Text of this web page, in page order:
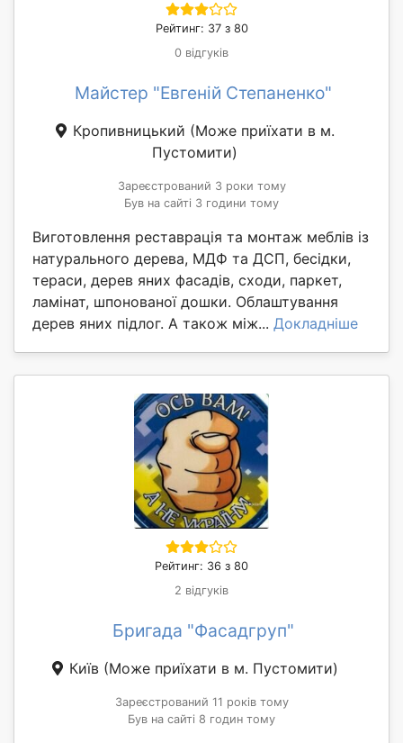
Рейтинг: 37 з 80
0 відгуків
Майстер "Евгеній Степаненко"
Кропивницький (Може приїхати в м.
Пустомити)
Зареєстрований 3 роки тому
Був на сайті 3 години тому
Виготовлення реставрація та монтаж меблів із
натурального дерева, МДФ та ДСП, бесідки,
тераси, дерев яних фасадів, сходи, паркет,
ламінат, шпонованої дошки. Облаштування
дерев яних підлог. А також між... Докладніше
Рейтинг: 36 з 80
2 відгуків
Бригада "Фасадгруп"
Київ (Може приїхати в м. Пустомити)
Зареєстрований 11 років тому
Був на сайті 8 годин тому